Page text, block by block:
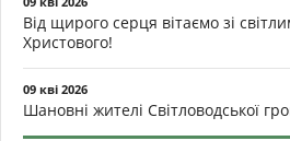
Від щирого серця вітаємо зі
Христового!
09 кві 2026
Шановні жителі Світловодської